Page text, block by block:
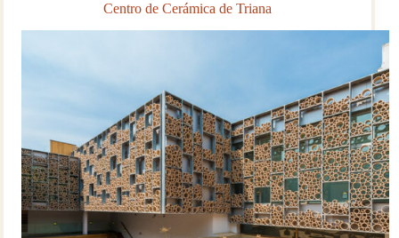
Centro de Cerámica de Triana